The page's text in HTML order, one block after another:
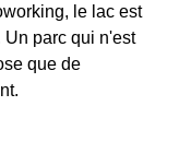
le lac est
parc qui n'est
que de